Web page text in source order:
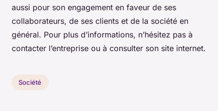
aussi pour son engagement en faveur de ses
collaborateurs, de ses clients et de la société en
général. Pour plus d’informations, n’hésitez pas à
contacter l’entreprise ou à consulter son site internet.
Société